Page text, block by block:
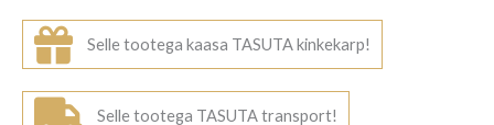
oli:
475,00€.
on:
380,00€.
Selle tootega kaasa TASUTA kinkekarp!
Selle tootega TASUTA transport!